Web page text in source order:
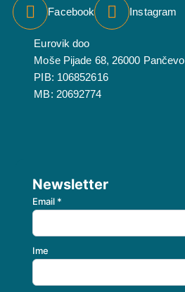
Facebook Instagram
Eurovik doo
Moše Pijade 68, 26000 Pančevo
PIB: 106852616
MB: 20692774